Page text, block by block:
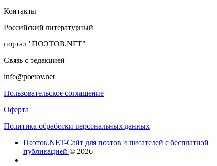
Контакты
Российский литературный
портал "ПОЭТОВ.NET"
Связь с редакцией
info@poetov.net
Пользовательское соглашение
Оферта
Политика обработки персональных данных
Поэтов.NET-Сайт для поэтов и писателей с бесплатной
публикацией © 2026